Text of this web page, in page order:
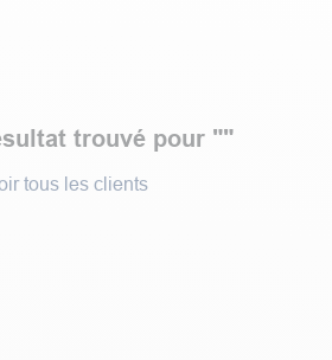
trouvé pour ""
tous les clients